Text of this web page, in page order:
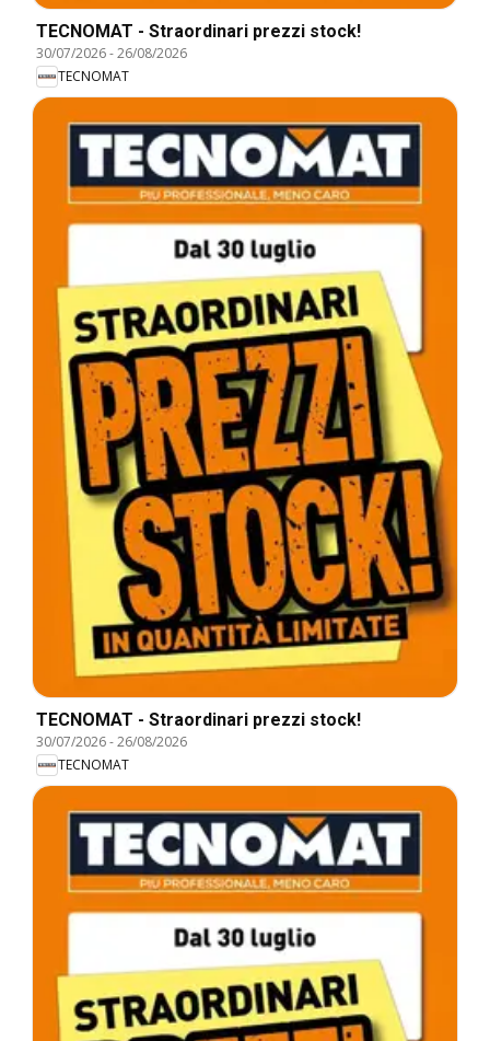
TECNOMAT - Straordinari prezzi stock!
30/07/2026-26/08/2026
TECNOMAT
TECNOMAT - Straordinari prezzi stock!
30/07/2026-26/08/2026
TECNOMAT